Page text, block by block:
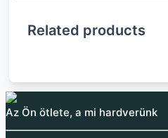
Related products
Az Ön ötlete, a mi hardverünk